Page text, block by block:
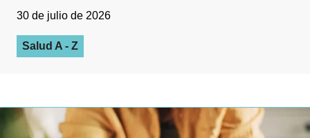
30 de julio de 2026
Salud A - Z